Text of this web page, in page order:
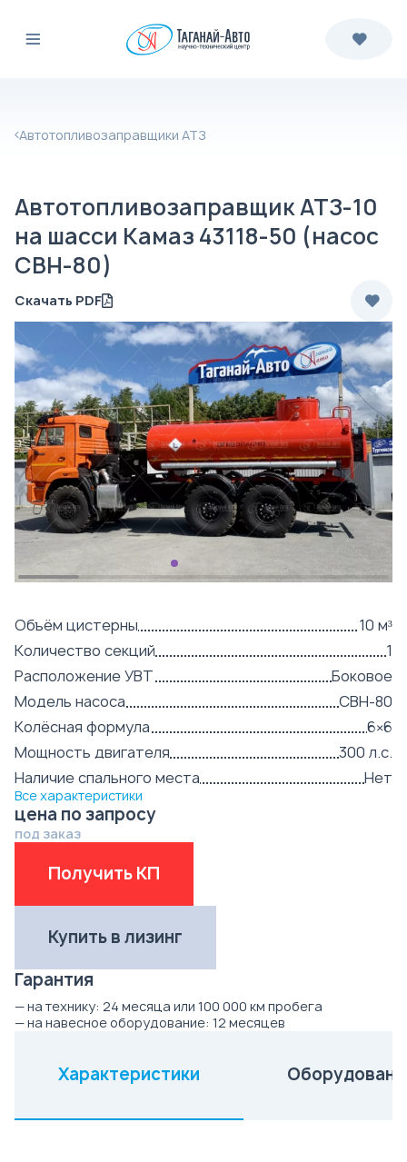
Автотопливозаправщики АТЗ
Автотопливозаправщик АТЗ-10
на шасси Камаз 43118-50 (насос
СВН-80)
Скачать PDF
Объём цистерны
10 м³
Количество секций
1
Расположение УВТ
Боковое
Модель насоса
СВН-80
Колёсная формула
6×6
Мощность двигателя
300 л.с.
Наличие спального места
Нет
Все характеристики
цена по запросу
под заказ
Получить КП
Купить в лизинг
Гарантия
— на технику: 24 месяца или 100 000 км пробега
— на навесное оборудование: 12 месяцев
Характеристики